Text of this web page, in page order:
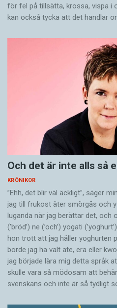
för fel på tillsätta, krossa, vispa i
kan också tycka att det handlar
Och det är inte alls så
KRÖNIKOR
”Ehh, det blir väl äckligt”, säger
jag till frukost äter smörgås och
luganda när jag berättar det, och
(’bröd’) ne (’och’) yogati
hon trott att jag häller yoghurten
borde jag ha valt ate, era eller
jag började lära mig detta språk
skulle vara så mödosam att
svenskans och inte är så tydligt